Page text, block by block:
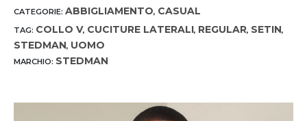
CATEGORIE: ABBIGLIAMENTO, CASUAL
TAG: COLLO V, CUCITURE LATERALI, REGULAR, SETIN,
STEDMAN, UOMO
MARCHIO: STEDMAN